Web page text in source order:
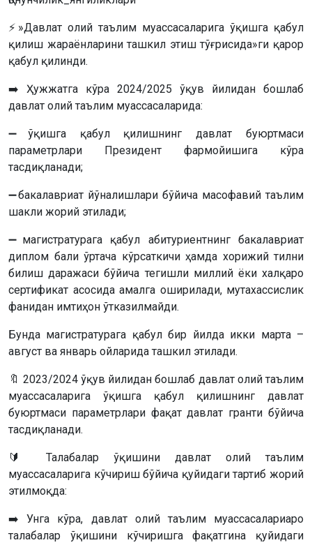
⚡️»Давлат олий таълим муассасаларига ўқишга қабул
қилиш жараёнларини ташкил этиш тўғрисида»ги қарор
қабул қилинди.
➡️ Ҳужжатга кўра 2024/2025 ўқув йилидан бошлаб
давлат олий таълим муассасаларида:
➖ўқишга қабул қилишнинг давлат буюртмаси
параметрлари Президент фармойишига кўра
тасдиқланади;
➖бакалавриат йўналишлари бўйича масофавий таълим
шакли жорий этилади;
➖магистратурага қабул абитуриентнинг бакалавриат
диплом бали ўртача кўрсаткичи ҳамда хорижий тилни
билиш даражаси бўйича тегишли миллий ёки халқаро
сертификат асосида амалга оширилади, мутахассислик
фанидан имтиҳон ўтказилмайди.
Бунда магистратурага қабул бир йилда икки марта –
август ва январь ойларида ташкил этилади.
🔖 2023/2024 ўқув йилидан бошлаб давлат олий таълим
муассасаларига ўқишга қабул қилишнинг давлат
буюртмаси параметрлари фақат давлат гранти бўйича
тасдиқланади.
🔰 Талабалар ўқишини давлат олий таълим
муассасаларига кўчириш бўйича қуйидаги тартиб жорий
этилмоқда:
➡️ Унга кўра, давлат олий таълим муассасалариаро
талабалар ўқишини кўчиришга фақатгина қуйидаги